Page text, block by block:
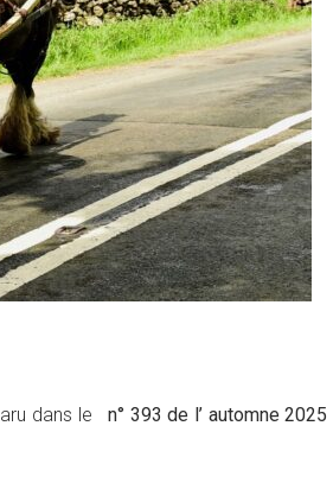
dans len° 393 de l’ automne 2025